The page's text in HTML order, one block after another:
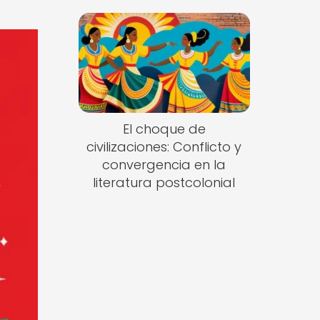
El choque de
civilizaciones: Conflicto y
convergencia en la
literatura postcolonial